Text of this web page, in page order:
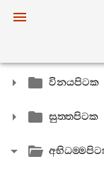
විනයපිටක
සුත‍්තපිටක